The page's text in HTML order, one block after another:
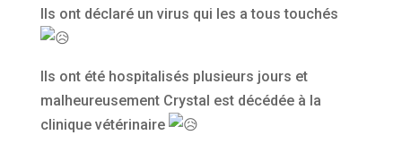
Ils ont déclaré un virus qui les a tous touchés
Ils ont été hospitalisés plusieurs jours et
malheureusement Crystal est décédée à la
clinique vétérinaire